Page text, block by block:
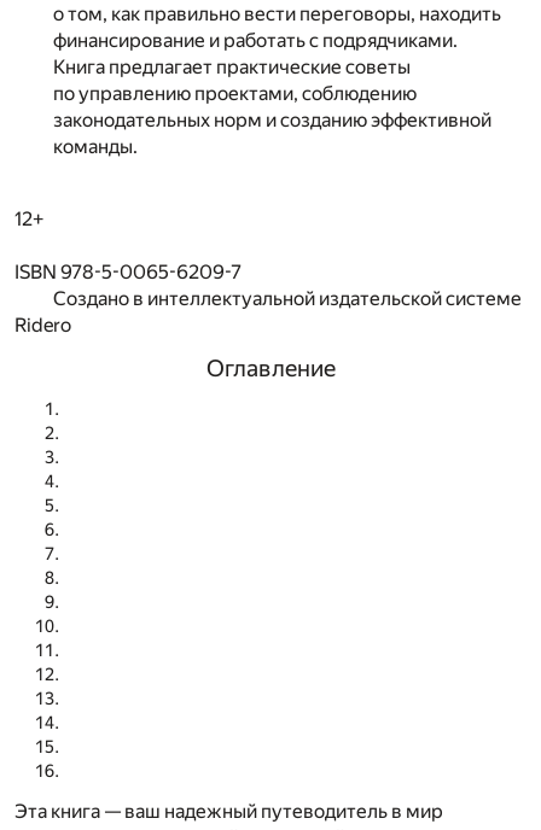
о том, как правильно вести переговоры, находить
финансирование и работать с подрядчиками.
Книга предлагает практические советы
по управлению проектами, соблюдению
законодательных норм и созданию эффективной
команды.
12+
ISBN 978-5-0065-6209-7
Создано в интеллектуальной издательской системе
Ridero
Оглавление
Эта книга — ваш надежный путеводитель в мир